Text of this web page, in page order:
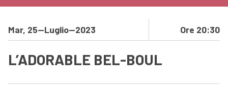
Mar, 25—Luglio—2023 Ore 20:30
L’ADORABLE BEL-BOUL